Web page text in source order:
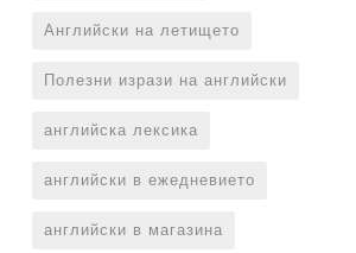
Английски на летището
Полезни изрази на английски
английска лексика
английски в ежедневието
английски в магазина